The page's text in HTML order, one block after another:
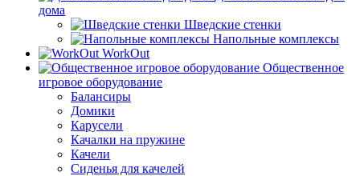
дома
Шведские стенки
Напольные комплексы
WorkOut
Общественное
игровое оборудование
Балансиры
Домики
Карусели
Качалки на пружине
Качели
Сиденья для качелей